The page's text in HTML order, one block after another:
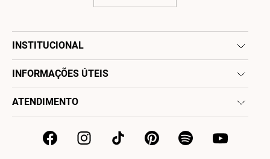
INSTITUCIONAL
INFORMAÇÕES ÚTEIS
ATENDIMENTO